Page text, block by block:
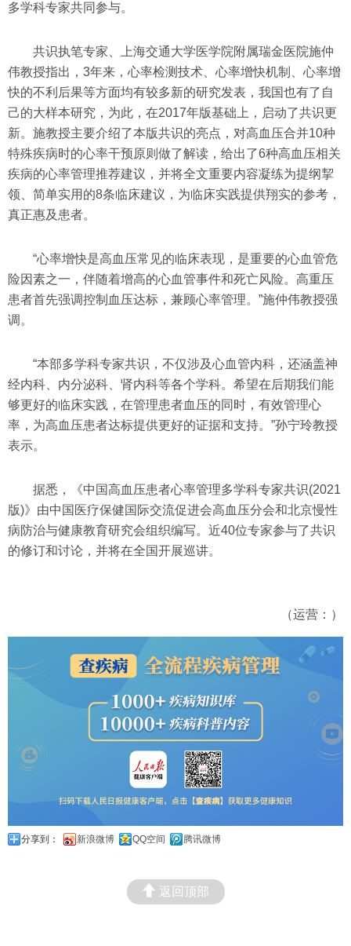
多学科专家共同参与。
共识执笔专家、上海交通大学医学院附属瑞金医院施仲
伟教授指出，3年来，心率检测技术、心率增快机制、心率增
快的不利后果等方面均有较多新的研究发表，我国也有了自
己的大样本研究，为此，在2017年版基础上，启动了共识更
新。施教授主要介绍了本版共识的亮点，对高血压合并10种
特殊疾病时的心率干预原则做了解读，给出了6种高血压相关
疾病的心率管理推荐建议，并将全文重要内容凝练为提纲挈
领、简单实用的8条临床建议，为临床实践提供翔实的参考，
真正惠及患者。
“心率增快是高血压常见的临床表现，是重要的心血管危
险因素之一，伴随着增高的心血管事件和死亡风险。高重压
患者首先强调控制血压达标，兼顾心率管理。”施仲伟教授强
调。
“本部多学科专家共识，不仅涉及心血管内科，还涵盖神
经内科、内分泌科、肾内科等各个学科。希望在后期我们能
够更好的临床实践，在管理患者血压的同时，有效管理心
率，为高血压患者达标提供更好的证据和支持。”孙宁玲教授
表示。
据悉，《中国高血压患者心率管理多学科专家共识(2021
版)》由中国医疗保健国际交流促进会高血压分会和北京慢性
病防治与健康教育研究会组织编写。近40位专家参与了共识
的修订和讨论，并将在全国开展巡讲。
（运营：）
分享到： 新浪微博 QQ空间 腾讯微博
返回顶部